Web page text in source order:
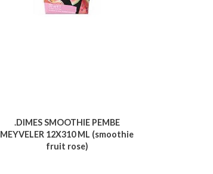
.DIMES SMOOTHIE PEMBE
MEYVELER 12X310 ML (smoothie
fruit rose)